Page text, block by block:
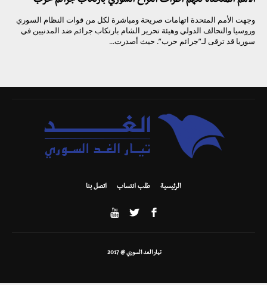
وجهت الأمم المتحدة اتهامات صريحة ومباشرة لكل من قوات النظام السوري
وروسيا والتحالف الدولي وهيئة تحرير الشام بارتكاب جرائم ضد المدنيين في
سوريا قد ترقى لـ”جرائم حرب”. حيث أصدرت...
الرئيسية طلب انتساب اتصل بنا
تيار الغد السوري @ 2017